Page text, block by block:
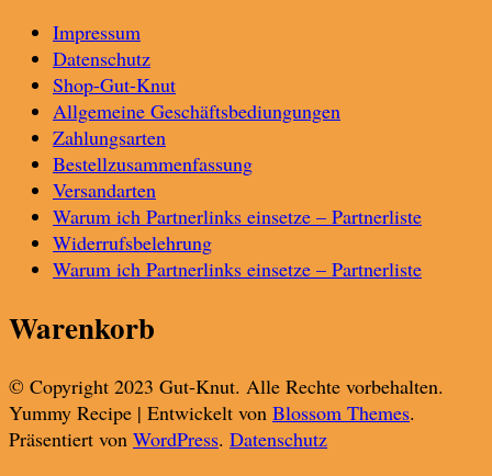
Impressum
Datenschutz
Shop-Gut-Knut
Allgemeine Geschäftsbediungungen
Zahlungsarten
Bestellzusammenfassung
Versandarten
Warum ich Partnerlinks einsetze – Partnerliste
Widerrufsbelehrung
Warum ich Partnerlinks einsetze – Partnerliste
Warenkorb
© Copyright 2023 Gut-Knut. Alle Rechte vorbehalten.
Yummy Recipe | Entwickelt von Blossom Themes.
Präsentiert von WordPress. Datenschutz